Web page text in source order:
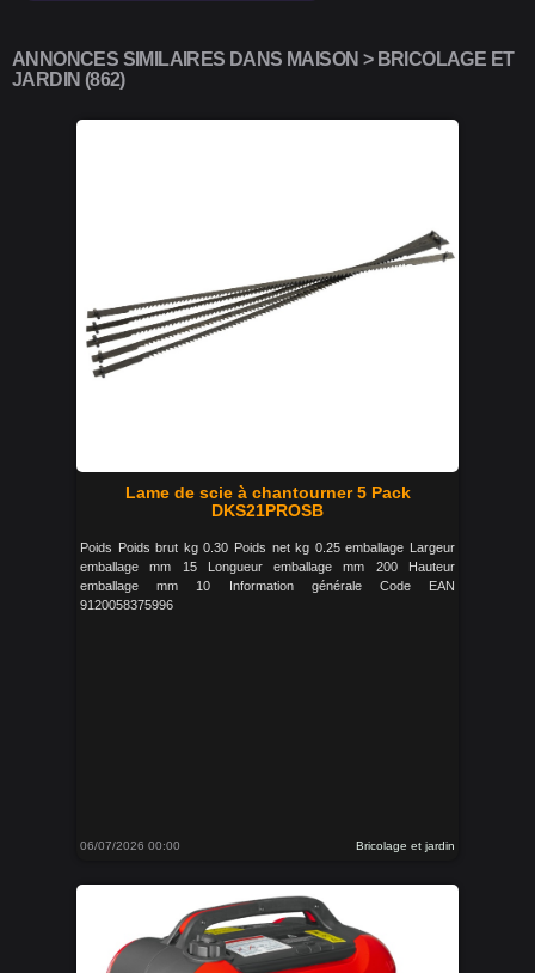
ANNONCES SIMILAIRES DANS MAISON > BRICOLAGE ET
JARDIN (862)
Lame de scie à chantourner 5 Pack
DKS21PROSB
Poids Poids brut kg 0.30 Poids net kg 0.25 emballage Largeur
emballage mm 15 Longueur emballage mm 200 Hauteur
emballage mm 10 Information générale Code EAN
9120058375996
06/07/2026 00:00 Bricolage et jardin